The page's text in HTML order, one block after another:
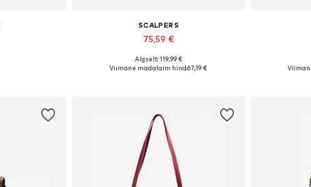
SCALPERS
75,59 €
Saadaolevad suurused: One Size
Algselt: 119,99 €
Viimane madalaim hind:67,19 €